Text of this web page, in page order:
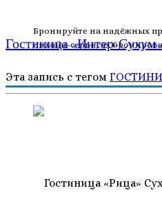
Бронируйте на надёжных
онлайн-сервисах
Гостиница «Интер-
Эта запись с тегом